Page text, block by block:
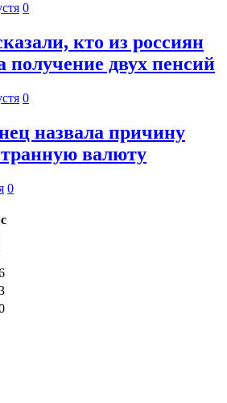
0
кто из россиян
получение двух пенсий
0
назвала причину
валюту
0